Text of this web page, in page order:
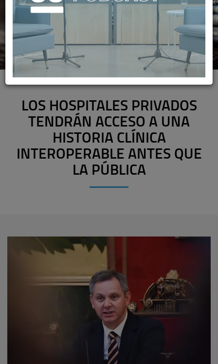
LOS HOSPITALES PRIVADOS
TENDRÁN ACCESO A UNA
HISTORIA CLÍNICA
INTEROPERABLE ANTES QUE
LA PÚBLICA